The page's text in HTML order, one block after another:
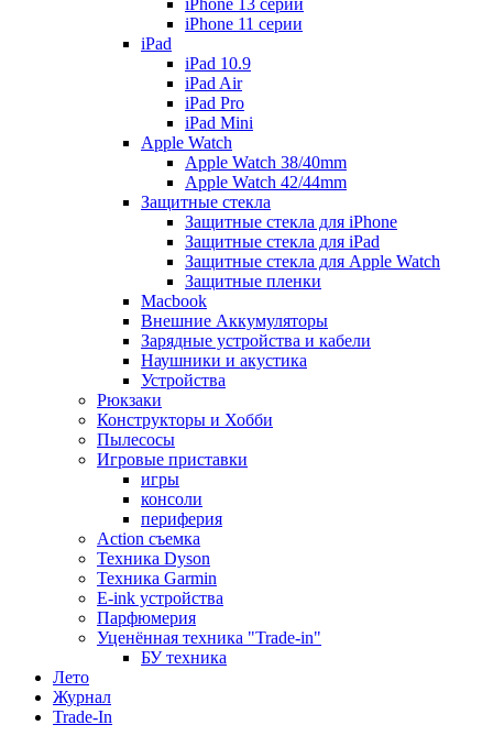
iPhone 13 серии
iPhone 11 серии
iPad
iPad 10.9
iPad Air
iPad Pro
iPad Mini
Apple Watch
Apple Watch 38/40mm
Apple Watch 42/44mm
Защитные стекла
Защитные стекла для iPhone
Защитные стекла для iPad
Защитные стекла для Apple Watch
Защитные пленки
Macbook
Внешние Аккумуляторы
Зарядные устройства и кабели
Наушники и акустика
Устройства
Рюкзаки
Конструкторы и Хобби
Пылесосы
Игровые приставки
игры
консоли
периферия
Action съемка
Техника Dyson
Техника Garmin
E-ink устройства
Парфюмерия
Уценённая техника "Trade-in"
БУ техника
Лето
Журнал
Trade-In